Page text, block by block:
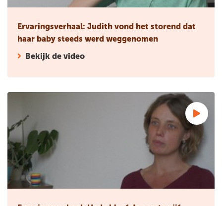
Ervaringsverhaal: Judith vond het storend dat
haar baby steeds werd weggenomen
Bekijk de video
Ervaringsverhaal: Hedy bleef de eerste vijf dagen in bed